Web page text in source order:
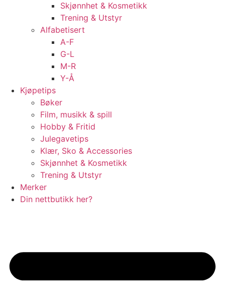
Skjønnhet & Kosmetikk
Trening & Utstyr
Alfabetisert
A-F
G-L
M-R
Y-Å
Kjøpetips
Bøker
Film, musikk & spill
Hobby & Fritid
Julegavetips
Klær, Sko & Accessories
Skjønnhet & Kosmetikk
Trening & Utstyr
Merker
Din nettbutikk her?